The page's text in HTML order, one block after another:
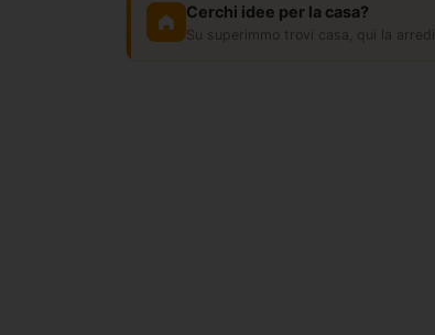
Cerchi idee per la casa?
Su superimmo trovi casa, qui la arredi.